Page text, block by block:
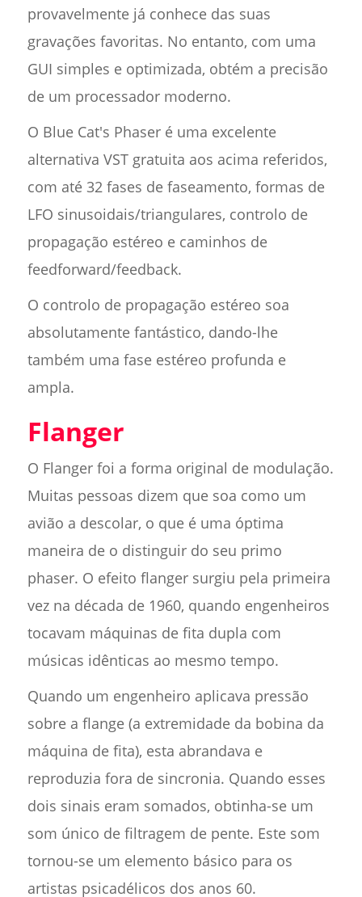
provavelmente já conhece das suas
gravações favoritas. No entanto, com uma
GUI simples e optimizada, obtém a precisão
de um processador moderno.
O Blue Cat's Phaser é uma excelente
alternativa VST gratuita aos acima referidos,
com até 32 fases de faseamento, formas de
LFO sinusoidais/triangulares, controlo de
propagação estéreo e caminhos de
feedforward/feedback.
O controlo de propagação estéreo soa
absolutamente fantástico, dando-lhe
também uma fase estéreo profunda e
ampla.
Flanger
O Flanger foi a forma original de modulação.
Muitas pessoas dizem que soa como um
avião a descolar, o que é uma óptima
maneira de o distinguir do seu primo
phaser. O efeito flanger surgiu pela primeira
vez na década de 1960, quando engenheiros
tocavam máquinas de fita dupla com
músicas idênticas ao mesmo tempo.
Quando um engenheiro aplicava pressão
sobre a flange (a extremidade da bobina da
máquina de fita), esta abrandava e
reproduzia fora de sincronia. Quando esses
dois sinais eram somados, obtinha-se um
som único de filtragem de pente. Este som
tornou-se um elemento básico para os
artistas psicadélicos dos anos 60.